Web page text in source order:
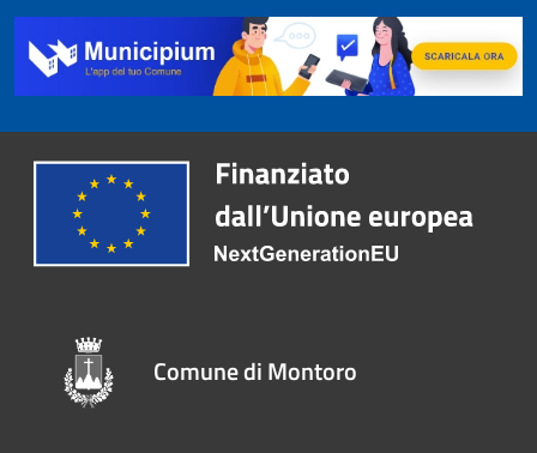
Comune di Montoro